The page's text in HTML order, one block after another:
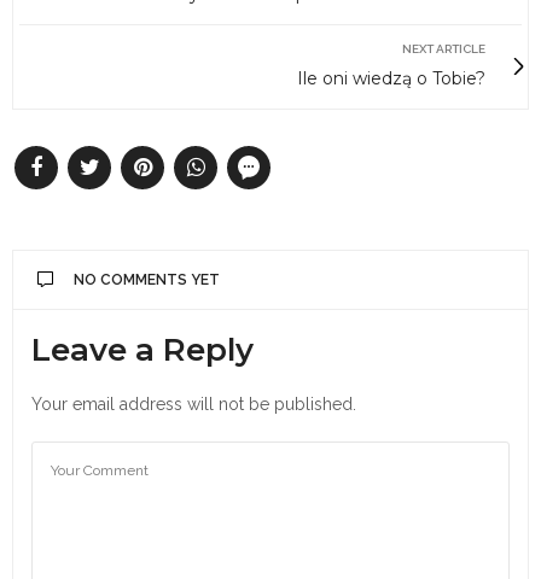
NEXT ARTICLE
Ile oni wiedzą o Tobie?
NO COMMENTS YET
Leave a Reply
Your email address will not be published.